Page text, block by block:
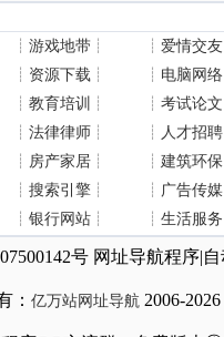
┊ 游戏地带 ┊ ┊ 爱情交友
┊ 资源下载 ┊ ┊ 电脑网络
┊ 教育培训 ┊ ┊ 考试论文
┊ 法律律师 ┊ ┊ 人才招聘
┊ 房产家居 ┊ ┊ 建筑环保
┊ 搜索引擎 ┊ ┊ 广告传媒
┊ 银行网站 ┊ ┊ 生活服务
号 网址导航程序|
： 亿万站网址导航 2006-2026